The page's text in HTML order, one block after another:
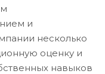
и
несколько
оценку и
навыков